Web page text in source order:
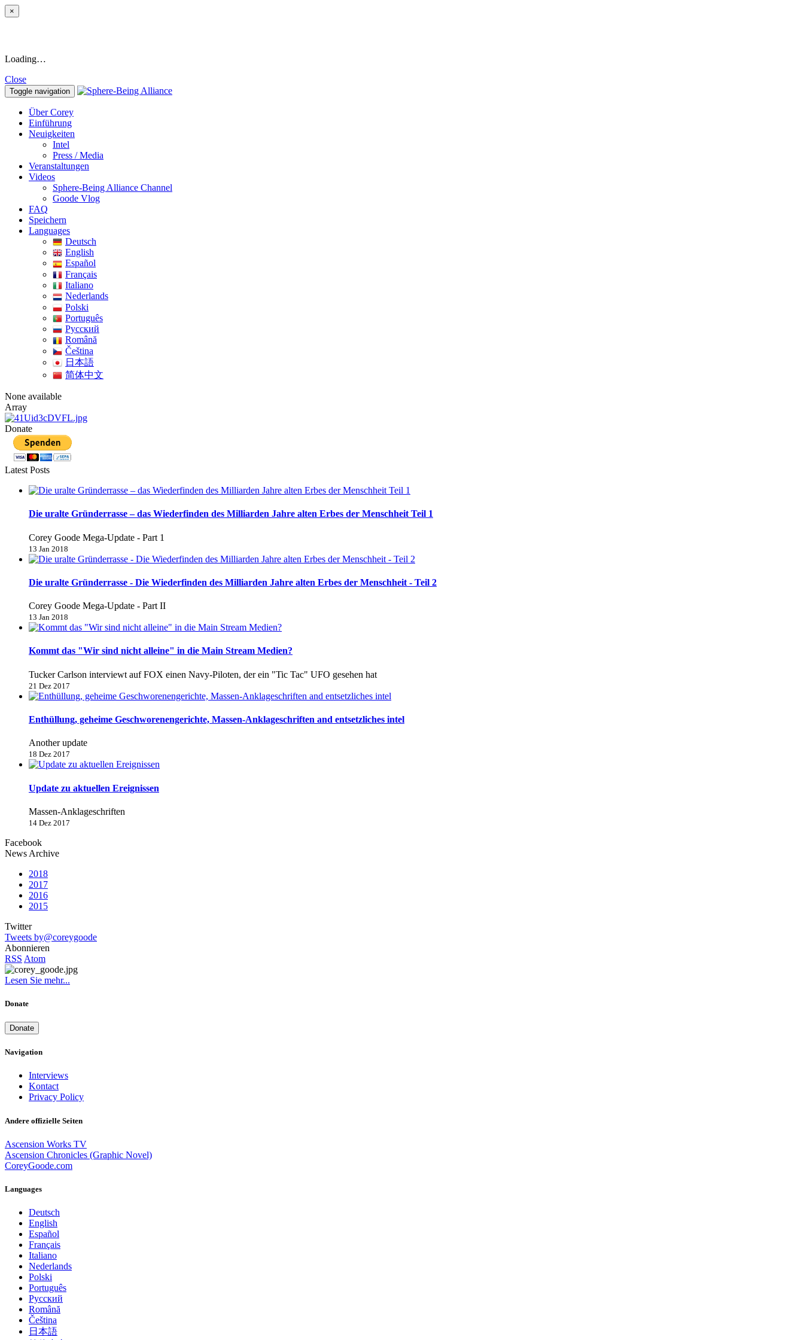
×
Loading…
Close
Toggle navigation
Über Corey
Einführung
Neuigkeiten
Intel
Press / Media
Veranstaltungen
Videos
Sphere-Being Alliance Channel
Goode Vlog
FAQ
Speichern
Languages
Deutsch
English
Español
Français
Italiano
Nederlands
Polski
Português
Pусский
Română
Čeština
日本語
简体中文
None available
Array
Donate
Latest Posts
Die uralte Gründerrasse – das Wiederfinden des Milliarden Jahre alten Erbes der Menschheit Teil 1
Corey Goode Mega-Update - Part 1
13 Jan 2018
Die uralte Gründerrasse - Die Wiederfinden des Milliarden Jahre alten Erbes der Menschheit - Teil 2
Corey Goode Mega-Update - Part II
13 Jan 2018
Kommt das "Wir sind nicht alleine" in die Main Stream Medien?
Tucker Carlson interviewt auf FOX einen Navy-Piloten, der ein "Tic Tac" UFO gesehen hat
21 Dez 2017
Enthüllung, geheime Geschworenengerichte, Massen-Anklageschriften and entsetzliches intel
Another update
18 Dez 2017
Update zu aktuellen Ereignissen
Massen-Anklageschriften
14 Dez 2017
Facebook
News Archive
2018
2017
2016
2015
Twitter
Tweets by@coreygoode
Abonnieren
RSS Atom
Lesen Sie mehr...
Donate
Donate
Navigation
Interviews
Kontact
Privacy Policy
Andere offizielle Seiten
Ascension Works TV
Ascension Chronicles (Graphic Novel)
CoreyGoode.com
Languages
Deutsch
English
Español
Français
Italiano
Nederlands
Polski
Português
Pусский
Română
Čeština
日本語